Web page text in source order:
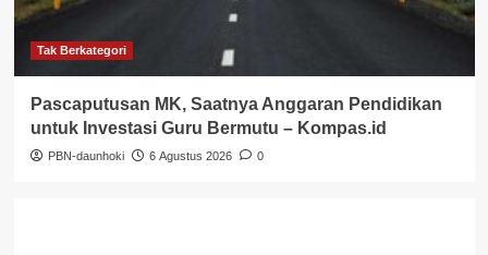
Tak Berkategori
Pascaputusan MK, Saatnya Anggaran Pendidikan
untuk Investasi Guru Bermutu – Kompas.id
PBN-daunhoki 6 Agustus 2026 0